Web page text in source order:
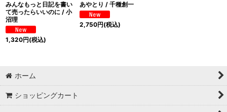
みんなもっと日記を書い
て売ったらいいのに / 小
沼理
1,320円(税込)
あやとり / 千種創一
2,750円(税込)
ホーム
ショッピングカート